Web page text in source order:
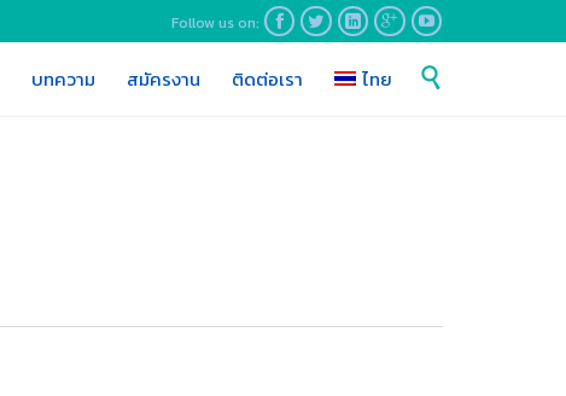
Follow us on:     
Skip
to
บทความ สมัครงาน ติดต่อเรา ไทย 